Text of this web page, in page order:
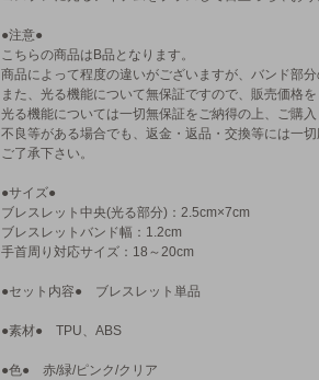
●注意●
こちらの商品はB品となります。
商品によって程度の違いがございますが、バンド部
また、光る機能について無保証ですので、販売価格を
光る機能については一切無保証をご納得の上、ご購入
不良等がある場合でも、返金・返品・交換等には一切
ご了承下さい。
●サイズ●
ブレスレット中央(光る部分)：2.5cm×7cm
ブレスレットバンド幅：1.2cm
手首周り対応サイズ：18～20cm
●セット内容● ブレスレット単品
●素材● TPU、ABS
●色● 赤/緑/ピンク/クリア